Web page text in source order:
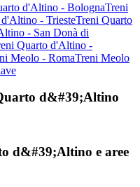
d'Altino - BolognaTreni
- TriesteTreni Quarto
- San Donà di
Quarto d'Altino -
Meolo - RomaTreni Meolo
d&#39;Altino
d&#39;Altino e aree